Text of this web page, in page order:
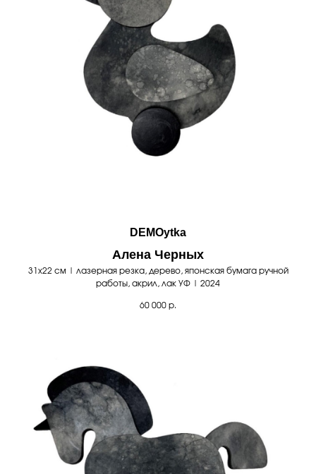
DEMOytka
Алена Черных
31х22 см | лазерная резка, дерево, японская бумага ручной
работы, акрил, лак УФ | 2024
60 000 р.